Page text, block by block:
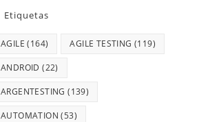
Etiquetas
AGILE (164) AGILE TESTING (119)
ANDROID (22)
ARGENTESTING (139)
AUTOMATION (53)